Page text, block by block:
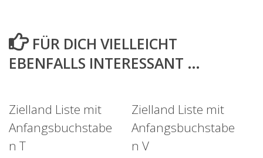
FÜR DICH VIELLEICHT
EBENFALLS INTERESSANT …
Zielland Liste mit
Anfangsbuchstabe
n T
Zielland Liste mit
Anfangsbuchstabe
n V